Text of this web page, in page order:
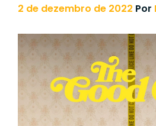
2 de dezembro de 2022 Por